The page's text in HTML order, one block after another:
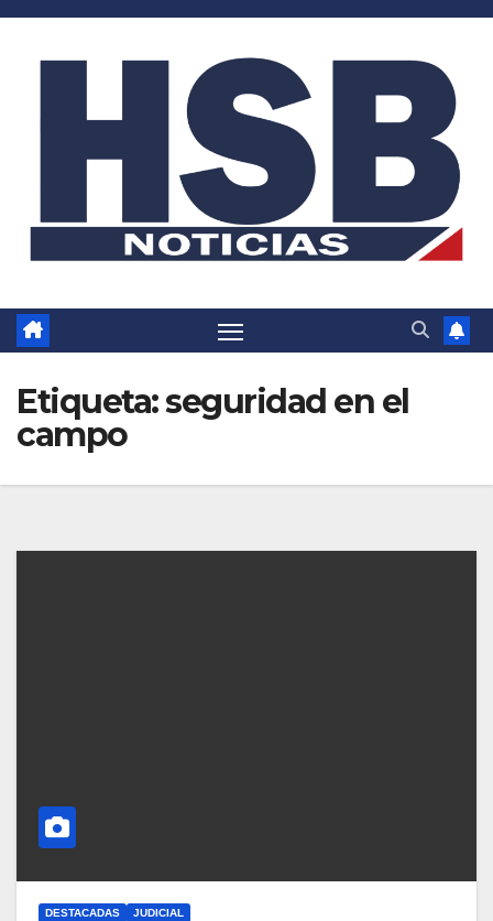
Saltar
Etiqueta:seguridad en el
campo
DESTACADAS JUDICIAL